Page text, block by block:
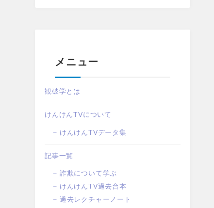
メニュー
観破学とは
けんけんTVについて
けんけんTVデータ集
記事一覧
詐欺について学ぶ
けんけんTV過去台本
過去レクチャーノート